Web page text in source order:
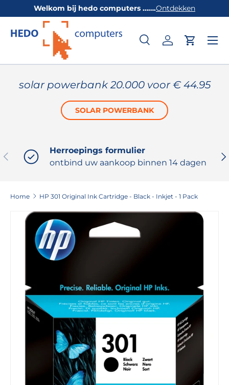
GA NAAR INHOUD
Welkom bij hedo computers …….Ontdekken
Zoeken
Productsoort
ZoekenInloggen
solar powerbank 20.000 voor € 44.95
SOLAR POWERBANK
VORIGE
Herroepings formulier
ontbind uw aankoop binnen 14 dagen
Home HP 301 Original Ink Cartridge - Black - Inkjet - 1 Pack
GA DIRECT NAAR PRODUCTINFORMATIE